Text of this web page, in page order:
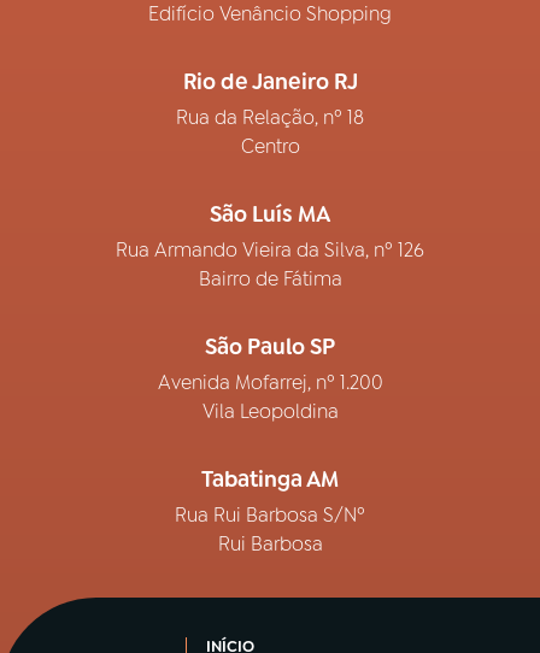
Edifício Venâncio Shopping
Rio de Janeiro RJ
Rua da Relação, nº 18
Centro
São Luís MA
Rua Armando Vieira da Silva, nº 126
Bairro de Fátima
São Paulo SP
Avenida Mofarrej, nº 1.200
Vila Leopoldina
Tabatinga AM
Rua Rui Barbosa S/Nº
Rui Barbosa
INÍCIO